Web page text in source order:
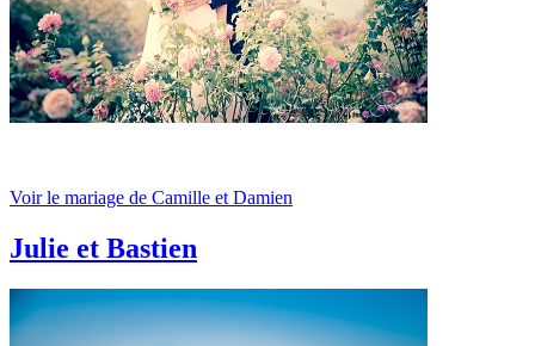
Voir le mariage de Camille et Damien
Julie et Bastien